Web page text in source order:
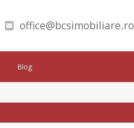
office@bcsimobiliare.ro
Blog